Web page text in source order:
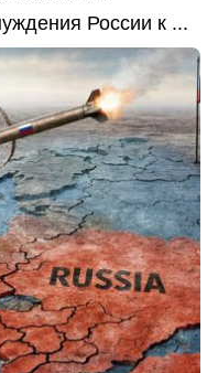
России к ...